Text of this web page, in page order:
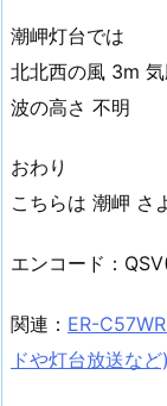
潮岬灯台では
北北西の風 3m
波の高さ 不明
おわり
こちらは 潮岬 さ
エンコード：
関連： ER-
ドや灯台放送など)